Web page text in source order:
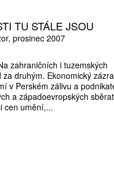
TU STÁLE JSOU
prosinec 2007
zahraničních i tuzemských
druhým. Ekonomický
v Perském zálivu a
a západoevropských
cen umění,...